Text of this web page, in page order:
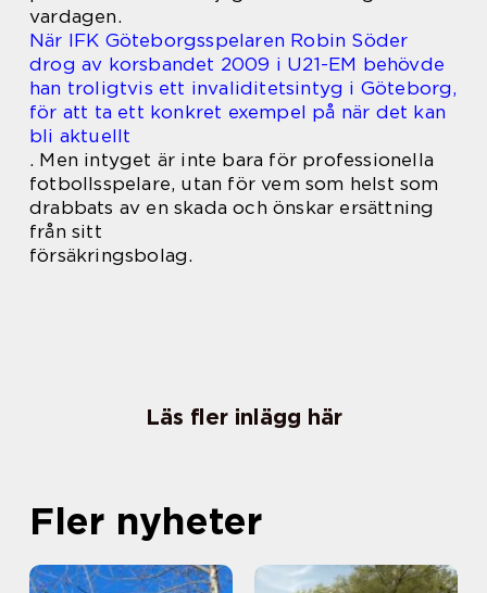
vardagen.
När IFK Göteborgsspelaren Robin Söder
drog av korsbandet 2009 i U21-EM behövde
han troligtvis ett invaliditetsintyg i Göteborg,
för att ta ett konkret exempel på när det kan
bli aktuellt
. Men intyget är inte bara för professionella
fotbollsspelare, utan för vem som helst som
drabbats av en skada och önskar ersättning
från sitt
försäkringsbolag.
Läs fler inlägg här
Fler nyheter